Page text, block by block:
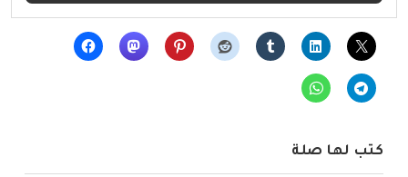
كتب لها صلة